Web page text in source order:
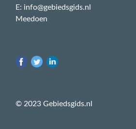
E: info@gebiedsgids.nl
Meedoen
© 2023 Gebiedsgids.nl